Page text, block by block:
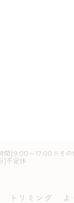
間]9:00～17:00※その
]不定休
トリミング